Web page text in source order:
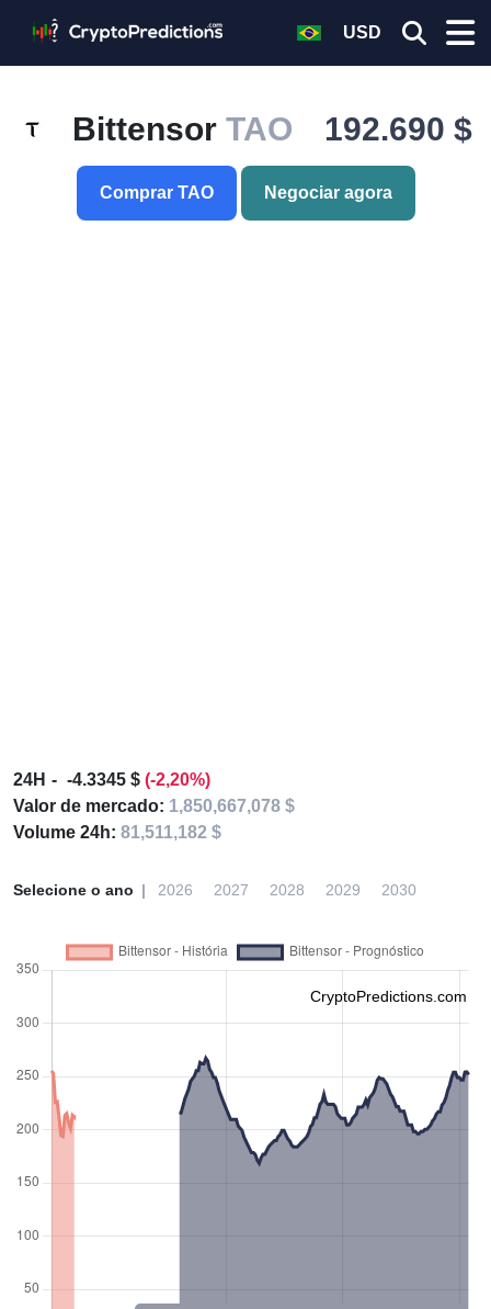
USD
Bittensor TAO 192.690 $
Comprar TAO Negociar agora
24H -4.3345 $ (-2,20%)
Valor de mercado: 1,850,667,078 $
Volume 24h: 81,511,182 $
Selecione o ano 2026 2027 2028 2029 2030
CryptoPredictions.com